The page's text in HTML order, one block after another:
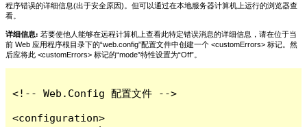
程序错误的详细信息(出于安全原因)。但可以通过在本地服务器计算机上运行的浏览器查
看。
详细信息: 若要使他人能够在远程计算机上查看此特定错误消息的详细信息，请在位于当
前 Web 应用程序根目录下的“web.config”配置文件中创建一个 <customErrors> 标记。然
后应将此 <customErrors> 标记的“mode”特性设置为“Off”。
<!-- Web.Config 配置文件 -->
<configuration>